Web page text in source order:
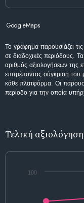
GoogleMaps
Το γράφημα παρουσιάζει
σε διαδοχικές περιόδους.
αριθμός αξιολογήσεων της
επιτρέποντας σύγκριση
κάθε πλατφόρμα. Οι
περίοδο για την οποία
Τελική αξιολόγηση
100